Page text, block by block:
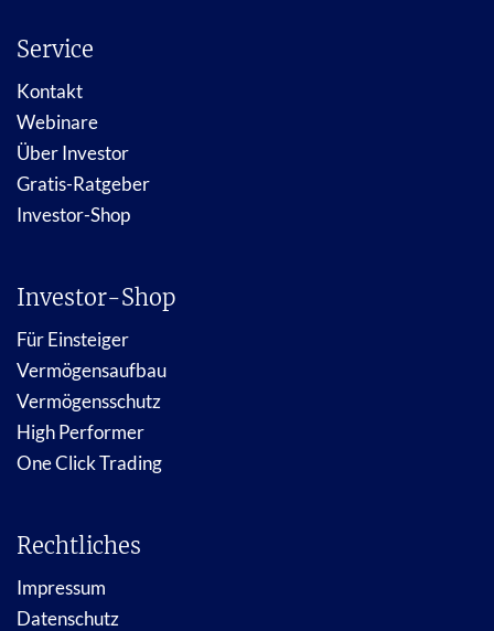
Service
Kontakt
Webinare
Über Investor
Gratis-Ratgeber
Investor-Shop
Investor-Shop
Für Einsteiger
Vermögensaufbau
Vermögensschutz
High Performer
One Click Trading
Rechtliches
Impressum
Datenschutz